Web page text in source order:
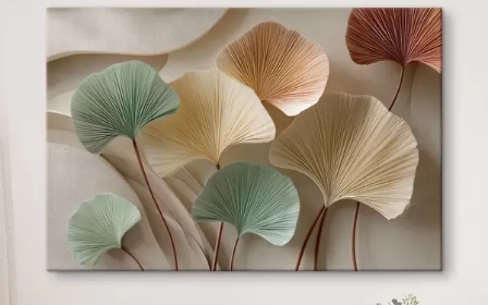
✓Fakulásálló
Biztonságos, szagtalan tinta
✗Vászonhatású felület
✗Környezetbarát anyag
Prémium
Ft
Élénk, gazdag színek
Fakulásálló
✓Biztonságos, szagtalan tinta